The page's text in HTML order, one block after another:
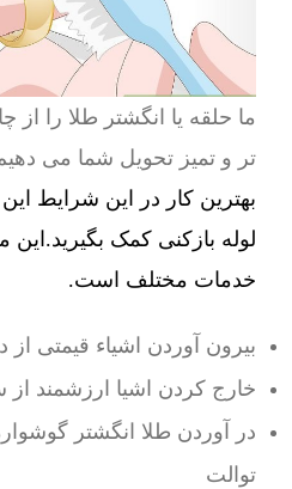
ما حلقه یا انگشتر طلا را از
تر و تمیز تحویل شما می
بهترین کار در این شرایط
لوله بازکنی کمک بگیرید.این
خدمات مختلف است.
بیرون آوردن اشیاء قیمتی از
خارج کردن اشیا ارزشمند از
در آوردن طلا انگشتر
توالت